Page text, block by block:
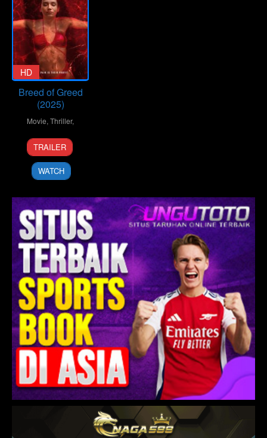
HD
Breed of Greed
(2025)
Movie,Thriller,
25
Sep
2025
Ralph
Hemecker
TRAILER
WATCH